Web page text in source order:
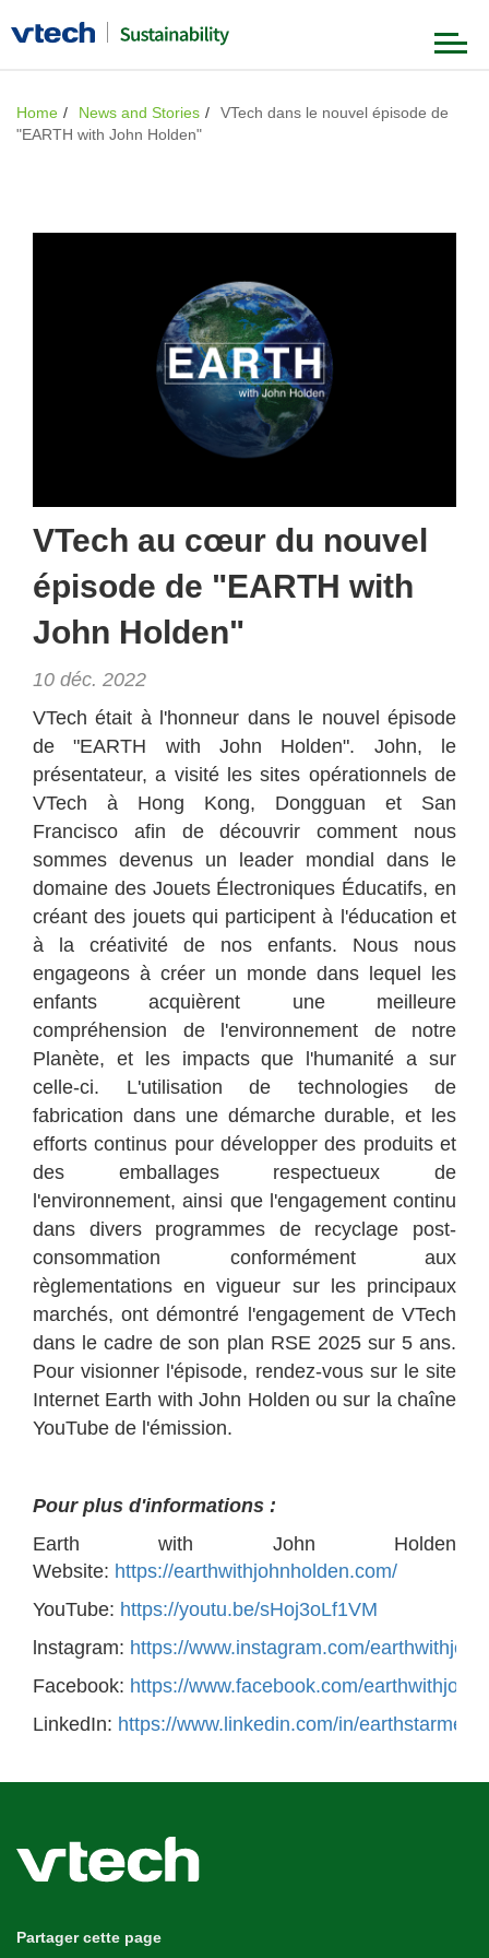
Nos fondements
Nouveautés & Infos
Notations & Récompenses
Français
繁體中文
Français
Dutch
Home News and Stories
VTech dans le nouvel épisode de
"EARTH with John Holden"
VTech au cœur du nouvel
épisode de "EARTH with
John Holden"
10 déc. 2022
VTech était à l'honneur dans le nouvel épisode
de "EARTH with John Holden". John, le
présentateur, a visité les sites opérationnels de
VTech à Hong Kong, Dongguan et San
Francisco afin de découvrir comment nous
sommes devenus un leader mondial dans le
domaine des Jouets Électroniques Éducatifs, en
créant des jouets qui participent à l'éducation et
à la créativité de nos enfants. Nous nous
engageons à créer un monde dans lequel les
enfants acquièrent une meilleure
compréhension de l'environnement de notre
Planète, et les impacts que l'humanité a sur
celle-ci. L'utilisation de technologies de
fabrication dans une démarche durable, et les
efforts continus pour développer des produits et
des emballages respectueux de
l'environnement, ainsi que l'engagement continu
dans divers programmes de recyclage post-
consommation conformément aux
règlementations en vigueur sur les principaux
marchés, ont démontré l'engagement de VTech
dans le cadre de son plan RSE 2025 sur 5 ans.
Pour visionner l'épisode, rendez-vous sur le site
Internet Earth with John Holden ou sur la chaîne
YouTube de l'émission.
Pour plus d'informations :
Earth with John Holden
Website: https://earthwithjohnholden.com/
YouTube: https://youtu.be/sHoj3oLf1VM
lnstagram: https://www.instagram.com/
Facebook: https://www.facebook.com/
LinkedIn: https://www.linkedin.com/in/
Partager cette page